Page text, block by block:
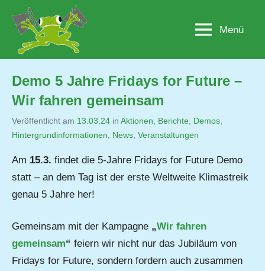
Inhalt
springenLobau.org
BürgerInitiative
"Rettet
die
Lobau
–
Natur
Beton"
Menü
Demo 5 Jahre Fridays for Future –
Wir fahren gemeinsam
Veröffentlicht am 13.03.24 von
Jutta
in Aktionen Berichte Demos
Hintergrundinformationen
News Veranstaltungen
Am 15.3. findet die 5-Jahre Fridays for Future Demo
statt – an dem Tag ist der erste Weltweite Klimastreik
genau 5 Jahre her!
Gemeinsam mit der Kampagne „Wir fahren
gemeinsam“ feiern wir nicht nur das Jubiläum von
Fridays for Future, sondern fordern auch zusammen